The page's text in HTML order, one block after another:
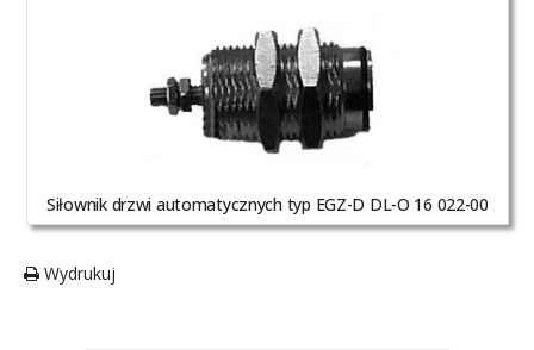
Siłownik drzwi automatycznych typ EGZ-D DL-O 16 022-00
Wydrukuj